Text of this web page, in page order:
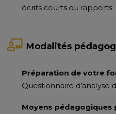
écrits courts ou rapports
Modalités
Préparation de votre
Questionnaire d'analyse
Moyens pédagogiques